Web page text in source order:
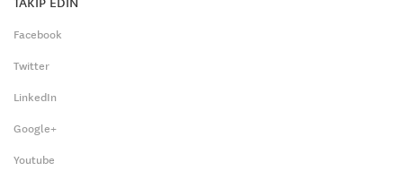
Facebook
Twitter
LinkedIn
Google+
Youtube